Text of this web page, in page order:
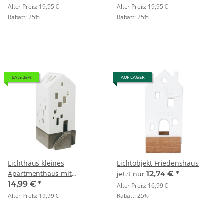
Alter Preis:19,95 €
Rabatt:25%
Alter Preis:19,95 €
Rabatt:25%
SALE 25%
Lichthaus kleines
Apartmenthaus mit
Betonsockel
14,99 € *
Alter Preis:19,99 €
AUF LAGER
Lichtobjekt Friedenshaus
jetzt nur 12,74 € *
Alter Preis:16,99 €
Rabatt:25%